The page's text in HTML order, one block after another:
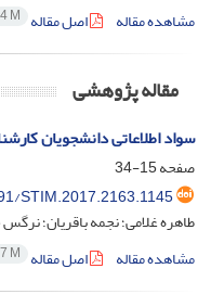
مشاهده مقاله
اصل مقاله M
مقاله پژوهشی
سواد اطلاعاتی دانشجویان
صفحه15-34
STIM.2017.2163.1145
طاهره غلامی؛ نجمه باقریان؛
مشاهده مقاله
اصل مقاله M